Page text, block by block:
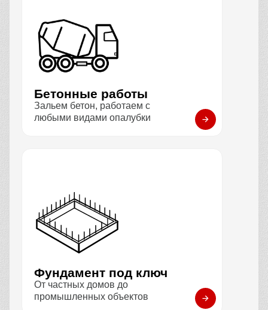
Бетонные работы
Зальем бетон, работаем с
любыми видами опалубки
Фундамент под ключ
От частных домов до
промышленных объектов